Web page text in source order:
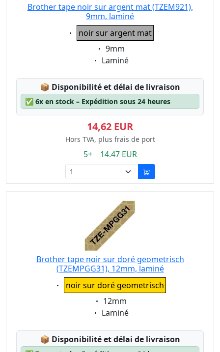
Brother tape noir sur argent mat (TZEM921),
9mm, laminé
Eigenschaft:
noir sur argent mat
Eigenschaft:
9mm
Eigenschaft:
Laminé
📦 Lagerstatus:
Disponibilité et délai de livraison
✅ 6x en stock – Expédition sous 24 heures
14,62 EUR
Hors TVA, plus frais de port
5+ 14.47 EUR
Brother tape noir sur doré geometrisch
(TZEMPGG31), 12mm, laminé
Eigenschaft:
noir sur doré geometrisch
Eigenschaft:
12mm
Eigenschaft:
Laminé
📦 Lagerstatus:
Disponibilité et délai de livraison